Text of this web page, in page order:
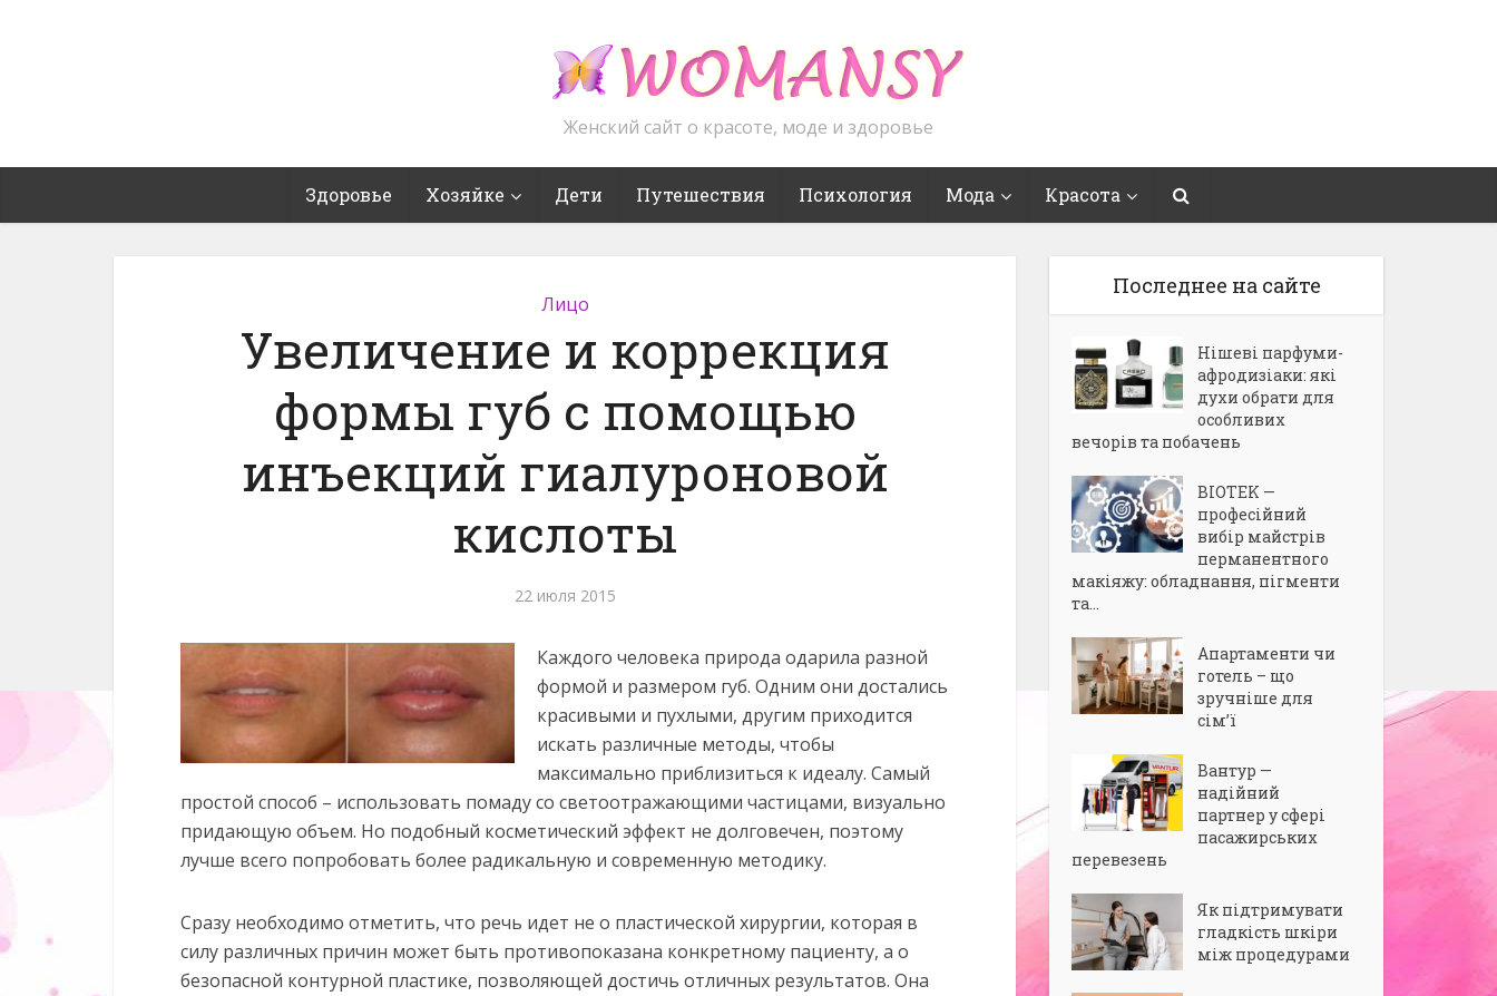
Женский сайт о красоте, моде и здоровье
Здоровье Хозяйке Дети Путешествия Психология Мода Красота
Лицо
Увеличение и коррекция
формы губ с помощью
инъекций гиалуроновой
кислоты
22 июля 2015
Каждого человека природа одарила разной
формой и размером губ. Одним они достались
красивыми и пухлыми, другим приходится
искать различные методы, чтобы
максимально приблизиться к идеалу. Самый
простой способ – использовать помаду со светоотражающими частицами, визуально
придающую объем. Но подобный косметический эффект не долговечен, поэтому
лучше всего попробовать более радикальную и современную методику.
Сразу необходимо отметить, что речь идет не о пластической хирургии, которая в
силу различных причин может быть противопоказана конкретному пациенту, а о
безопасной контурной пластике, позволяющей достичь отличных результатов. Она
Последнее на сайте
Нішеві парфуми-
афродизіаки: які
духи обрати для
особливих
вечорів та побачень
BIOTEK —
професійний
вибір майстрів
перманентного
макіяжу: обладнання, пігменти
та...
Апартаменти чи
готель – що
зручніше для
сім’ї
Вантур —
надійний
партнер у сфері
пасажирських
перевезень
Як підтримувати
гладкість шкіри
між процедурами